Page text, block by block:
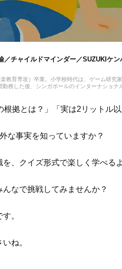
チャイルドマインダー／SUZUKIケン
教育専攻）卒業。小学校時代は、ゲーム研究
務した後、シンガポールのインターナショ
音楽や子供に関わる分野を中心に実践に役
本、工作、クラフト。特技はコマ技。
拠とは？」「実は2リットル以
な事実を知っていますか？
、クイズ形式で楽しく学べる
なで挑戦してみませんか？
。
ね。